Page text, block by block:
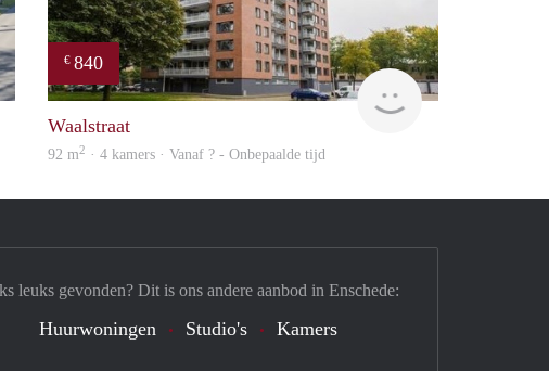
finder
€ 840
finder
Waalstraat
92 m2 · 4 kamers · Vanaf ? - Onbepaalde tijd
leuks gevonden? Dit is ons andere aanbod in Enschede:
Huurwoningen Studio's Kamers